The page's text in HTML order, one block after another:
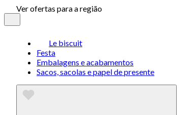
Ver ofertas para a região
Le biscuit
Festa
Embalagens e acabamentos
Sacos, sacolas e papel de presente